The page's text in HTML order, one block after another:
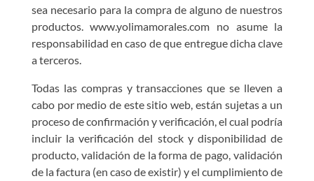
sea necesario para la compra de alguno de nuestros
productos. www.yolimamorales.com no asume la
responsabilidad en caso de que entregue dicha clave
a terceros.
Todas las compras y transacciones que se lleven a
cabo por medio de este sitio web, están sujetas a un
proceso de confirmación y verificación, el cual podría
incluir la verificación del stock y disponibilidad de
producto, validación de la forma de pago, validación
de la factura (en caso de existir) y el cumplimiento de